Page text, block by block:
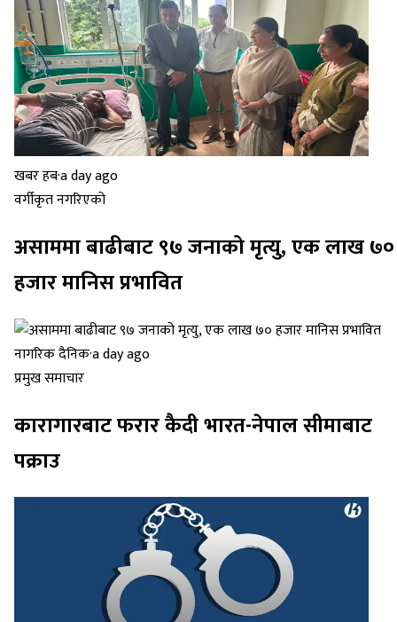
खबर हब·a day ago
वर्गीकृत नगरिएको
असाममा बाढीबाट ९७ जनाको मृत्यु, एक लाख ७०
हजार मानिस प्रभावित
नागरिक दैनिक·a day ago
प्रमुख समाचार
कारागारबाट फरार कैदी भारत-नेपाल सीमाबाट
पक्राउ